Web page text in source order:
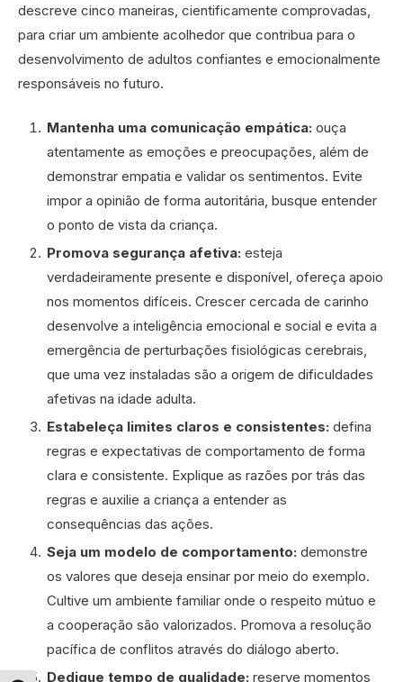
descreve cinco maneiras, cientificamente comprovadas,
para criar um ambiente acolhedor que contribua para o
desenvolvimento de adultos confiantes e emocionalmente
responsáveis no futuro.
Mantenha uma comunicação empática: ouça
atentamente as emoções e preocupações, além de
demonstrar empatia e validar os sentimentos. Evite
impor a opinião de forma autoritária, busque entender
o ponto de vista da criança.
Promova segurança afetiva: esteja
verdadeiramente presente e disponível, ofereça apoio
nos momentos difíceis. Crescer cercada de carinho
desenvolve a inteligência emocional e social e evita a
emergência de perturbações fisiológicas cerebrais,
que uma vez instaladas são a origem de dificuldades
afetivas na idade adulta.
Estabeleça limites claros e consistentes: defina
regras e expectativas de comportamento de forma
clara e consistente. Explique as razões por trás das
regras e auxilie a criança a entender as
consequências das ações.
Seja um modelo de comportamento: demonstre
os valores que deseja ensinar por meio do exemplo.
Cultive um ambiente familiar onde o respeito mútuo e
a cooperação são valorizados. Promova a resolução
pacífica de conflitos através do diálogo aberto.
Dedique tempo de qualidade: reserve momentos